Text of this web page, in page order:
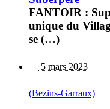
FANTOIR :
unique du
se (…)
5 mars 2023
(Bezins-Garraux)